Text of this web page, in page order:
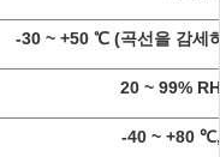
-30 ~ +50 ℃ (곡선을 감세
20 ~ 99%
-40 ~ +80